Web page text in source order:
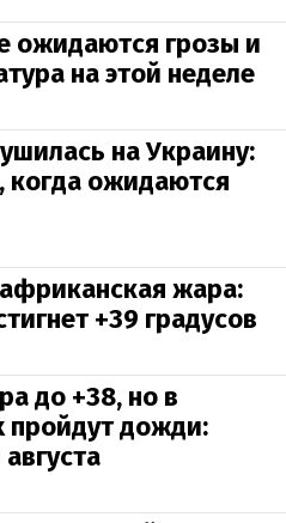
ожидаются грозы и
на этой неделе
на Украину:
когда ожидаются
жара:
+39 градусов
до +38, но в
пройдут дожди: